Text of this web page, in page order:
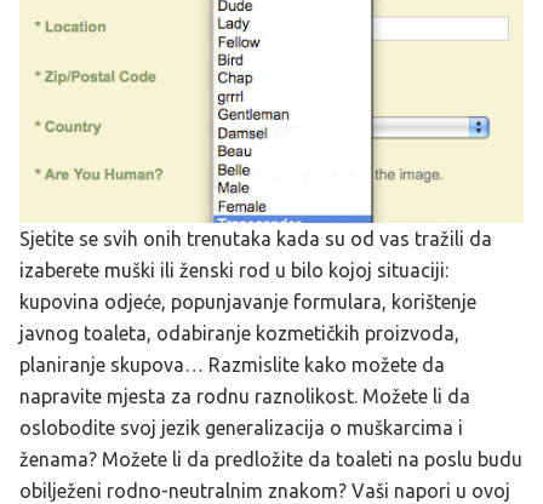
Sjetite se svih onih trenutaka kada su od vas tražili da
izaberete muški ili ženski rod u bilo kojoj situaciji:
kupovina odjeće, popunjavanje formulara, korištenje
javnog toaleta, odabiranje kozmetičkih proizvoda,
planiranje skupova… Razmislite kako možete da
napravite mjesta za rodnu raznolikost. Možete li da
oslobodite svoj jezik generalizacija o muškarcima i
ženama? Možete li da predložite da toaleti na poslu budu
obilježeni rodno-neutralnim znakom? Vaši napori u ovoj